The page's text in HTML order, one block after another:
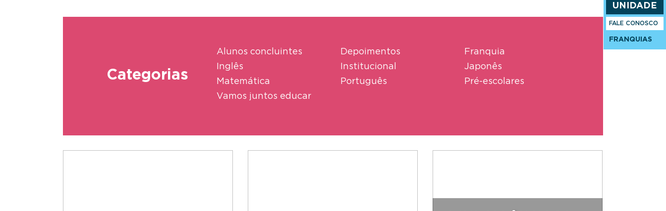
Categorias
Alunos concluintes
Inglês
Matemática
Vamos juntos educar
Depoimentos
Institucional
Português
Franquia
Japonês
Pré-escolares
UNIDADE
FALE CONOSCO
FRANQUIAS